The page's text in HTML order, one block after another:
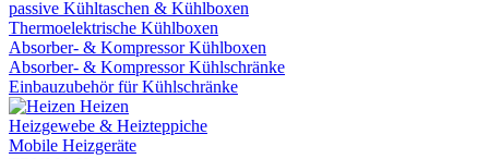
passive Kühltaschen & Kühlboxen
Thermoelektrische Kühlboxen
Absorber- & Kompressor Kühlboxen
Absorber- & Kompressor Kühlschränke
Einbauzubehör für Kühlschränke
Heizen
Heizgewebe & Heizteppiche
Mobile Heizgeräte